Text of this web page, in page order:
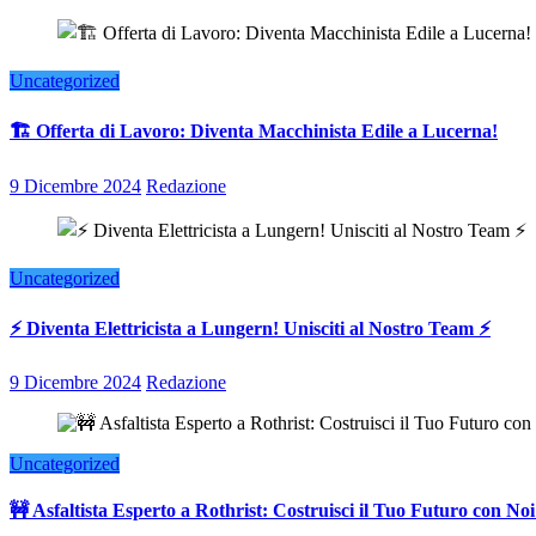
Uncategorized
🏗️ Offerta di Lavoro: Diventa Macchinista Edile a Lucerna!
9 Dicembre 2024 Redazione
Uncategorized
⚡ Diventa Elettricista a Lungern! Unisciti al Nostro Team ⚡
9 Dicembre 2024 Redazione
Uncategorized
🚧 Asfaltista Esperto a Rothrist: Costruisci il Tuo Futuro con